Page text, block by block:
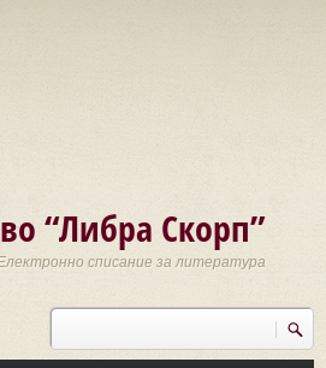
“Либра Скорп”
списание за литература
Търси